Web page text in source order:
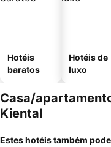
Hotéis
baratos
Hotéis de
luxo
Casa/
Kiental
Estes hotéis também